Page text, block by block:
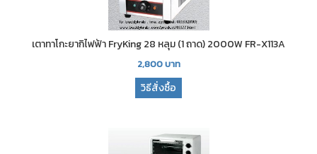
เตาทาโกะยากิไฟฟ้า FryKing 28 หลุม (1 ถาด) 2000W FR-X113A
2,800บาท
วิธีสั่งซื้อ